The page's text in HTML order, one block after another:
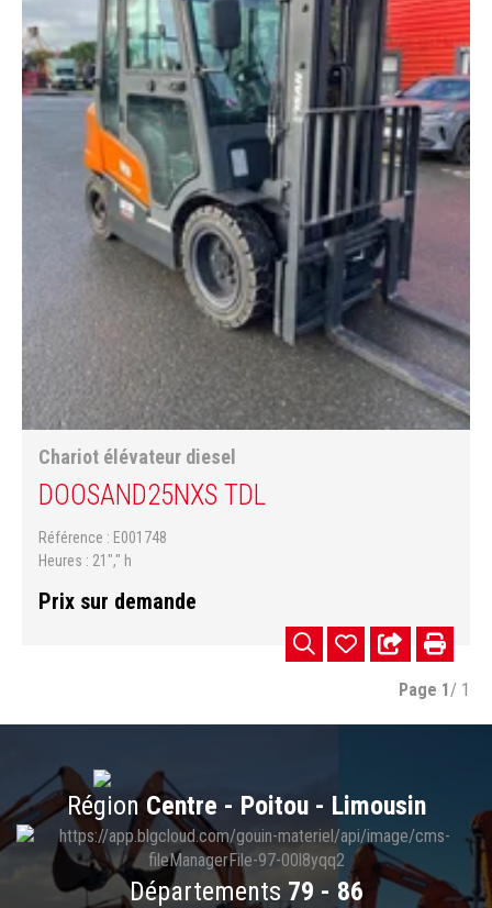
Chariot élévateur diesel
DOOSAND25NXS TDL
Référence
E001748
Heures
21"," h
Prix sur demande
Page 1 / 1
Région Centre - Poitou - Limousin
Départements 79 - 86